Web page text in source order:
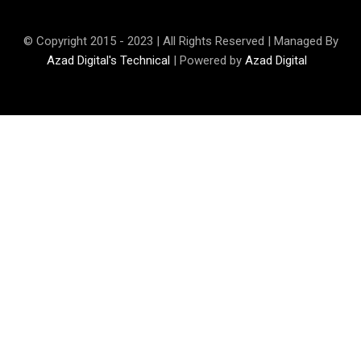
© Copyright 2015 - 2023 | All Rights Reserved | Managed By
Azad Digital's Technical | Powered by Azad Digital